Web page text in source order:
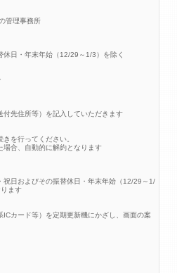
管理事務所
日・年末年始（12/29～1/3）を除く
先住所等）を記入していただきます
を行ってください。
合、自動的に解約となります
日およびその振替休日・年末年始（12/29～1/
ます
カード等）を定期更新機にかざし、画面の案